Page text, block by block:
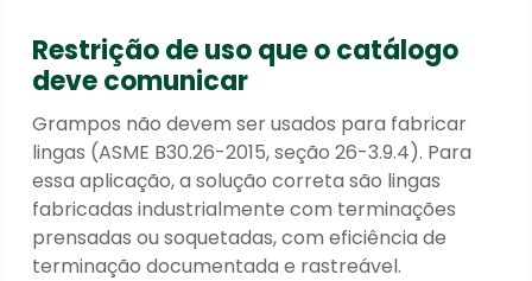
Restrição de uso que o catálogo
deve comunicar
Grampos não devem ser usados para fabricar
lingas (ASME B30.26-2015, seção 26-3.9.4). Para
essa aplicação, a solução correta são lingas
fabricadas industrialmente com terminações
prensadas ou soquetadas, com eficiência de
terminação documentada e rastreável.